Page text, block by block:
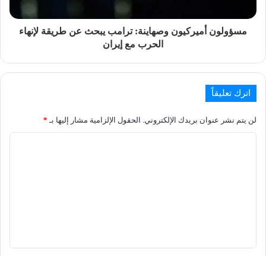
مسؤولون أميركيون وصهاينة: ترامب يبحث عن طريقة لإنهاء
الحرب مع إيران
اترك تعليقاً
لن يتم نشر عنوان بريدك الإلكتروني. الحقول الإلزامية مشار إليها بـ *